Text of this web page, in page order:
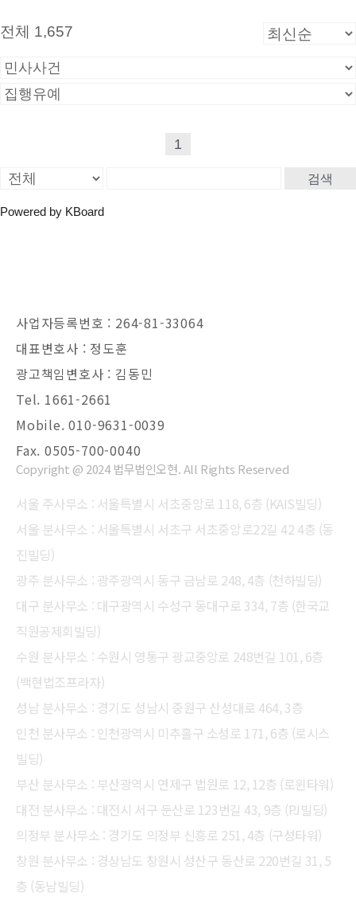
전체 1,657
1
검색
Powered by KBoard
사업자등록번호 : 264-81-33064
대표변호사 : 정도훈
광고책임변호사 : 김동민
Tel. 1661-2661
Mobile. 010-9631-0039
Fax. 0505-700-0040
Copyright @ 2024 법무법인오현. All Rights Reserved
서울 주사무소 : 서울특별시 서초중앙로 118, 6층 (KAIS빌딩)
서울 분사무소 : 서울특별시 서초구 서초중앙로22길 42 4층 (동
진빌딩)
광주 분사무소 : 광주광역시 동구 금남로 248, 4층 (천하빌딩)
대구 분사무소 : 대구광역시 수성구 동대구로 334, 7층 (한국교
직원공제회빌딩)
수원 분사무소 : 수원시 영통구 광교중앙로 248번길 101, 6층
(백현법조프라자)
성남 분사무소 : 경기도 성남시 중원구 산성대로 464, 3층
인천 분사무소 : 인천광역시 미추홀구 소성로 171, 6층 (로시스
빌딩)
부산 분사무소 : 부산광역시 연제구 법원로 12, 12층 (로윈타워)
대전 분사무소 : 대전시 서구 둔산로 123번길 43, 9층 (PJ빌딩)
의정부 분사무소 : 경기도 의정부 신흥로 251, 4층 (구성타워)
창원 분사무소 : 경상남도 창원시 성산구 동산로 220번길 31, 5
층 (동남빌딩)